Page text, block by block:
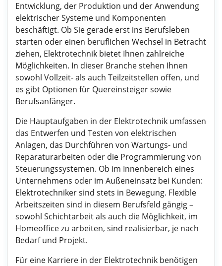
Entwicklung, der Produktion und der Anwendung
elektrischer Systeme und Komponenten
beschäftigt. Ob Sie gerade erst ins Berufsleben
starten oder einen beruflichen Wechsel in Betracht
ziehen, Elektrotechnik bietet Ihnen zahlreiche
Möglichkeiten. In dieser Branche stehen Ihnen
sowohl Vollzeit- als auch Teilzeitstellen offen, und
es gibt Optionen für Quereinsteiger sowie
Berufsanfänger.
Die Hauptaufgaben in der Elektrotechnik umfassen
das Entwerfen und Testen von elektrischen
Anlagen, das Durchführen von Wartungs- und
Reparaturarbeiten oder die Programmierung von
Steuerungssystemen. Ob im Innenbereich eines
Unternehmens oder im Außeneinsatz bei Kunden:
Elektrotechniker sind stets in Bewegung. Flexible
Arbeitszeiten sind in diesem Berufsfeld gängig –
sowohl Schichtarbeit als auch die Möglichkeit, im
Homeoffice zu arbeiten, sind realisierbar, je nach
Bedarf und Projekt.
Für eine Karriere in der Elektrotechnik benötigen